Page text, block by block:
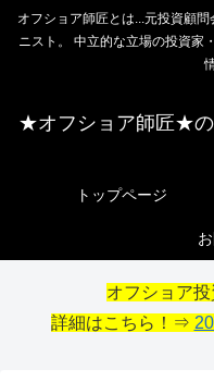
オフショア師匠とは...元投資顧
ニスト。 中立的な立場の投資家
★オフショア師匠★の
トップページ
オフショア投
詳細はこちら！⇒